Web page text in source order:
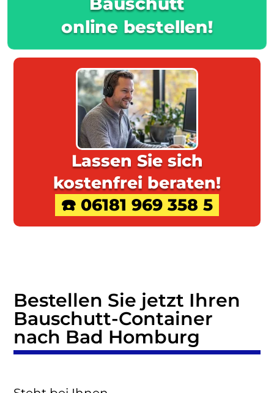
online bestellen!
Lassen Sie sich
kostenfrei beraten!
☎️ 06181 969 358 5
Bestellen Sie jetzt Ihren
Bauschutt-Container
nach Bad Homburg